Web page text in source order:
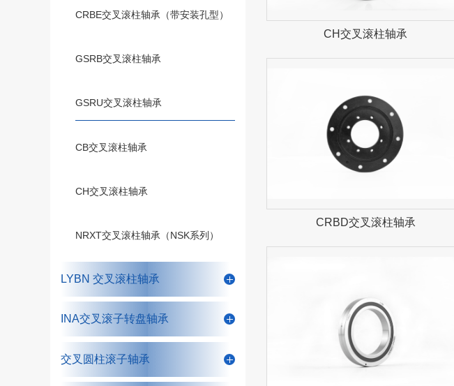
CRBE交叉滚柱轴承（带安装孔型）
GSRB交叉滚柱轴承
GSRU交叉滚柱轴承
CB交叉滚柱轴承
CH交叉滚柱轴承
NRXT交叉滚柱轴承（NSK系列）
LYBN 交叉滚柱轴承
INA交叉滚子转盘轴承
交叉圆柱滚子轴承
CH交叉滚柱轴承
CRBD交叉滚柱轴承